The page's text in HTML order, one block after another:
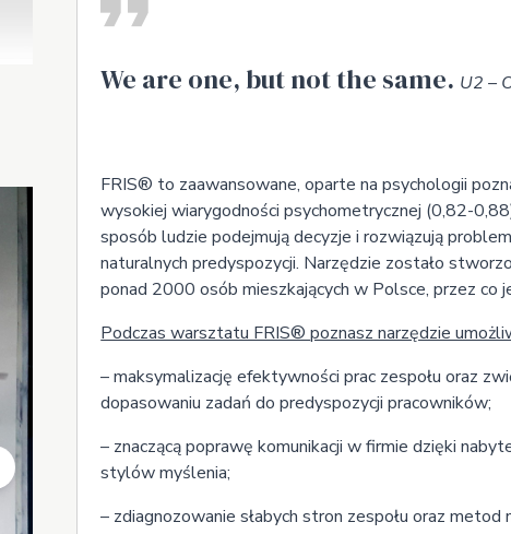
We are one, but not the same. U2 –
FRIS® to zaawansowane, oparte na psychologii
wysokiej wiarygodności psychometrycznej (0,82-
sposób ludzie podejmują decyzje i rozwiązują
naturalnych predyspozycji. Narzędzie zostało
ponad 2000 osób mieszkających w Polsce, przez co
Podczas warsztatu FRIS®poznasz narzędzie
– maksymalizację efektywności prac zespołu oraz
dopasowaniu zadań do predyspozycji pracowników;
– znaczącą poprawę komunikacji w firmie dzięki
stylów myślenia;
– zdiagnozowanie słabych stron zespołu oraz metod